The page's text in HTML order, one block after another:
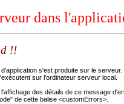
dans
!!
s'est produite sur le
sur l'ordinateur serveur local.
des détails de ce message
de cette balise <customErrors>.